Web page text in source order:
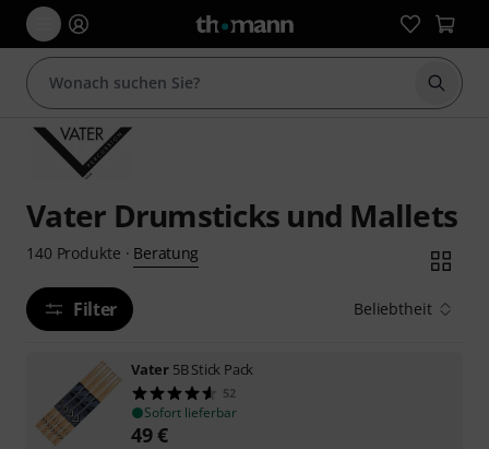
Suche
Vater Drumsticks und Mallets
140 Produkte · Beratung
Filter Beliebtheit
Vater 5B Stick Pack
52
Sofort lieferbar
49€